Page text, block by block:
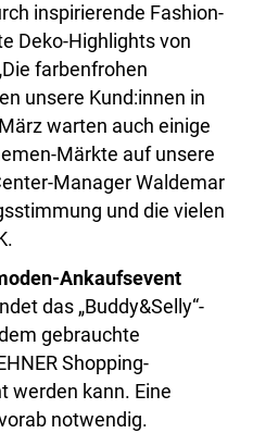
inspirierende Fashion-
Deko-Highlights von
farbenfrohen
unsere Kund:innen in
warten auch einige
Märkte auf unsere
Manager Waldemar
und die vielen
Ankaufsevent
das „Buddy&Selly“-
gebrauchte
Shopping-
werden kann. Eine
notwendig.